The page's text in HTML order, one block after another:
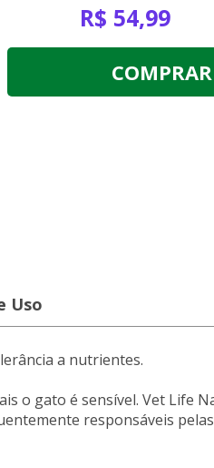
R$ 54,99
COMPRAR
Uso
a nutrientes.
o gato é sensível. Vet Life
responsáveis